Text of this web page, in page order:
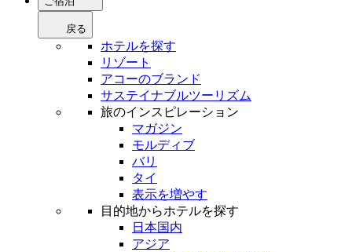
戻る
ホテルを探す
リゾート
アコーのブランド
サステイナブルツーリズム
旅のインスピレーション
マガジン
モルディブ
バリ
タイ
表示を増やす
目的地からホテルを探す
日本国内
アジア